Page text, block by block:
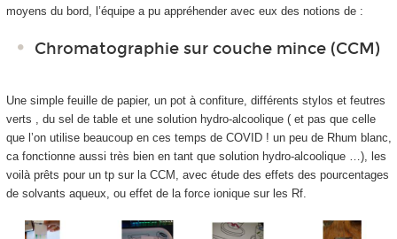
moyens du bord, l’équipe a pu appréhender avec eux des notions de :
Chromatographie sur couche mince (CCM)
Une simple feuille de papier, un pot à confiture, différents stylos et feutres
verts , du sel de table et une solution hydro-alcoolique ( et pas que celle
que l’on utilise beaucoup en ces temps de COVID ! un peu de Rhum blanc,
ca fonctionne aussi très bien en tant que solution hydro-alcoolique …), les
voilà prêts pour un tp sur la CCM, avec étude des effets des pourcentages
de solvants aqueux, ou effet de la force ionique sur les Rf.